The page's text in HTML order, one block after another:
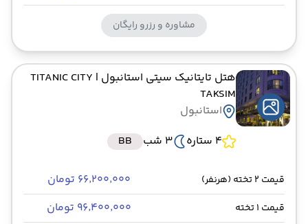
مشاوره و رزرو رایگان
هتل تایتانیک سیتی استانبول | TITANIC CITY
TAKSIM
استانبول
4 ستاره
3 شب BB
قیمت 2 تخته (هرنفر) ۶۶٬۲۰۰٬۰۰۰ تومان
قیمت 1 تخته ۹۶٬۴۰۰٬۰۰۰ تومان